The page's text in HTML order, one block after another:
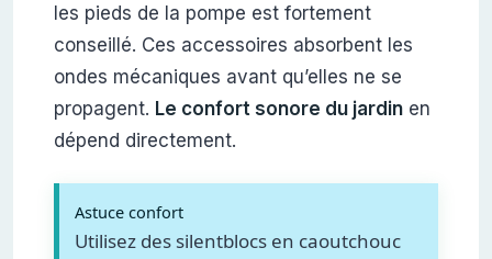
les pieds de la pompe est fortement
conseillé. Ces accessoires absorbent les
ondes mécaniques avant qu’elles ne se
propagent. Le confort sonore du jardinen
dépend directement.
Astuce confort
Utilisez des silentblocs en caoutchouc